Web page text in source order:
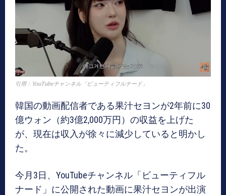
引用：YouTubeチャンネル「ビューティフルナード」
韓国の動画配信者である果汁セヨンが2年前に30
億ウォン（約3億2,000万円）の収益を上げた
が、現在は収入が徐々に減少していると明かし
た。
今月3日、YouTubeチャンネル「ビューティフル
ナード」に公開された動画に果汁セヨンが出演